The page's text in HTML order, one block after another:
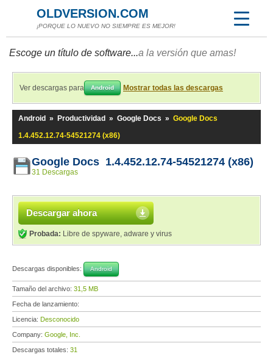
OLDVERSION.COM
¡PORQUE LO NUEVO NO SIEMPRE ES MEJOR!
Escoge un título de software...a la versión que amas!
Ver descargas para Android Mostrar todas las descargas
Android » Productividad » Google Docs » Google Docs
1.4.452.12.74-54521274 (x86)
Google Docs 1.4.452.12.74-54521274 (x86)
31 Descargas
Descargar ahora
Probada: Libre de spyware, adware y virus
Descargas disponibles: Android
Tamaño del archivo: 31,5 MB
Fecha de lanzamiento:
Licencia: Desconocido
Company: Google, Inc.
Descargas totales: 31